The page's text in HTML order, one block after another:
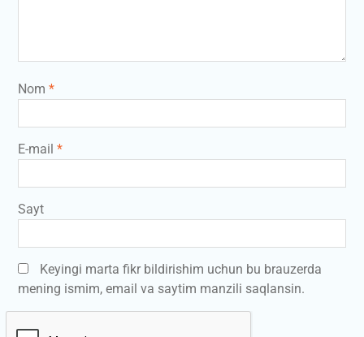
Nom *
E-mail *
Sayt
Keyingi marta fikr bildirishim uchun bu brauzerda
mening ismim, email va saytim manzili saqlansin.